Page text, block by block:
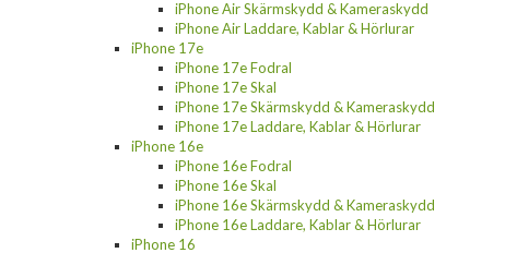
iPhone Air Skärmskydd & Kameraskydd
iPhone Air Laddare, Kablar & Hörlurar
iPhone 17e
iPhone 17e Fodral
iPhone 17e Skal
iPhone 17e Skärmskydd & Kameraskydd
iPhone 17e Laddare, Kablar & Hörlurar
iPhone 16e
iPhone 16e Fodral
iPhone 16e Skal
iPhone 16e Skärmskydd & Kameraskydd
iPhone 16e Laddare, Kablar & Hörlurar
iPhone 16